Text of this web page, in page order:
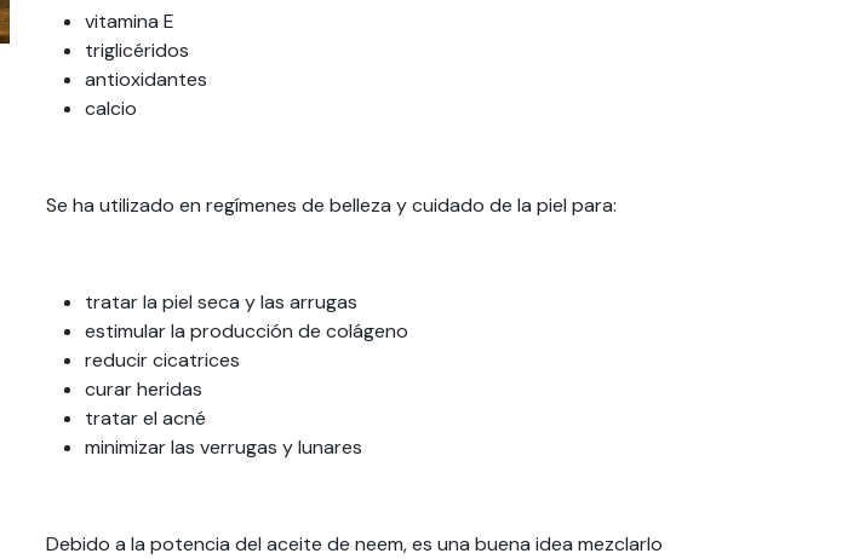
vitamina E
triglicéridos
antioxidantes
calcio
Se ha utilizado en regímenes de belleza y cuidado de la piel para:
tratar la piel seca y las arrugas
estimular la producción de colágeno
reducir cicatrices
curar heridas
tratar el acné
minimizar las verrugas y lunares
Debido a la potencia del aceite de neem, es una buena idea mezclarlo